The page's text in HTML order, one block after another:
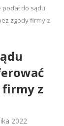
do sądu
zgody firmy z
firmy z
2022